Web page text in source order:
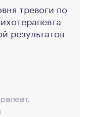
тревоги по
результатов